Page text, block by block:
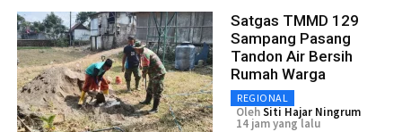
Satgas TMMD 129
Sampang Pasang
Tandon Air Bersih
Rumah Warga
REGIONAL
OlehSiti Hajar Ningrum
14 jam yang lalu